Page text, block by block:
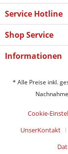
Service Hotline
Shop Service
Informationen
* Alle Preise inkl.
Cookie-
UnserKontakt